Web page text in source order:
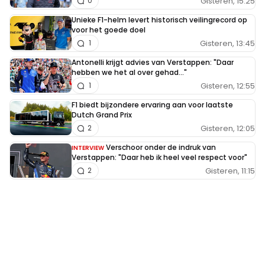
Unieke F1-helm levert historisch veilingrecord op
voor het goede doel
Gisteren, 13:45
1
Antonelli krijgt advies van Verstappen: "Daar
hebben we het al over gehad..."
Gisteren, 12:55
1
F1 biedt bijzondere ervaring aan voor laatste
Dutch Grand Prix
Gisteren, 12:05
2
INTERVIEW Verschoor onder de indruk van
Verstappen: "Daar heb ik heel veel respect voor"
Gisteren, 11:15
2